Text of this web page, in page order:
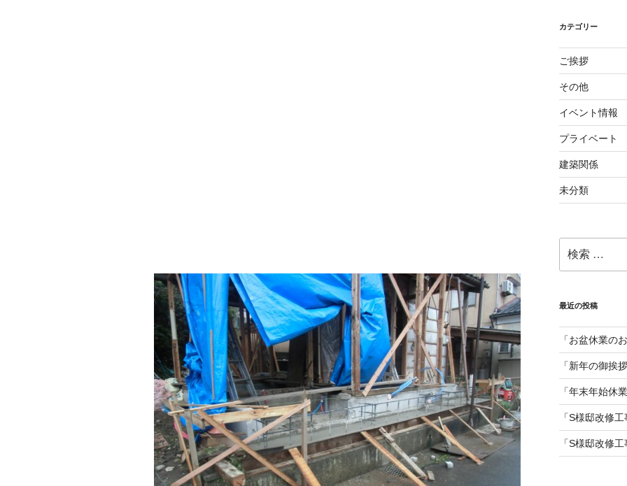
カテゴリー
ご挨拶
その他
イベント情報
プライベート
建築関係
未分類
索:
最近の投稿
「お盆休業の
「新年の御挨拶
「年末年始休
「S様邸改修工
「S様邸改修工